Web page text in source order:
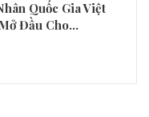
Quốc Gia Việt
Đầu Cho…